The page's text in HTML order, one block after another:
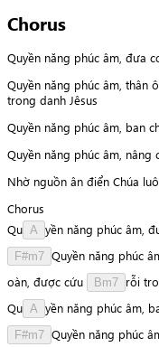
Chorus
Quyền năng phúc âm, đưa
Quyền năng phúc âm, thân
trong danh Jêsus
Quyền năng phúc âm, ban
Quyền năng phúc âm,
Nhờ nguồn ân điển Chúa
Chorus
Qu A yền năng phúc âm,
F#m7 Quyền năng phúc
oàn, được cứu Bm7 rỗi
Qu A yền năng phúc âm,
F#m7 Quyền năng phúc